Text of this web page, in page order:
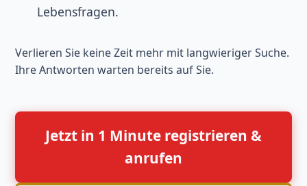
Lebensfragen.
Verlieren Sie keine Zeit mehr mit langwieriger Suche.
Ihre Antworten warten bereits auf Sie.
Jetzt in 1 Minute registrieren &
anrufen